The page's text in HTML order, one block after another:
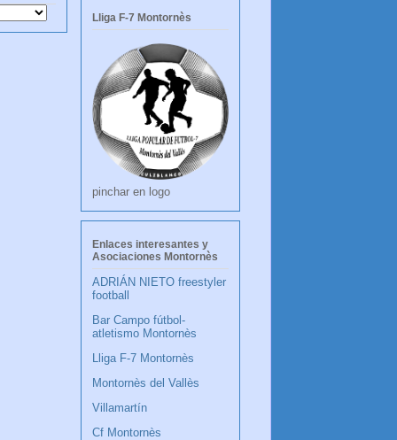
Lliga F-7 Montornès
pinchar en logo
Enlaces interesantes y
Asociaciones Montornès
ADRIÁN NIETO freestyler
football
Bar Campo fútbol-
atletismo Montornès
Lliga F-7 Montornès
Montornès del Vallès
Villamartín
Cf Montornès